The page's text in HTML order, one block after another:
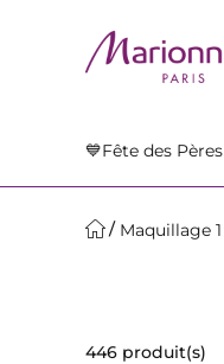
💙Fête des Pères
Maquillage 1
446 produit(s)